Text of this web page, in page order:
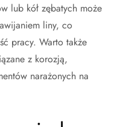
lub kół zębatych może
liny, co
pracy. Warto także
z korozją,
narażonych na